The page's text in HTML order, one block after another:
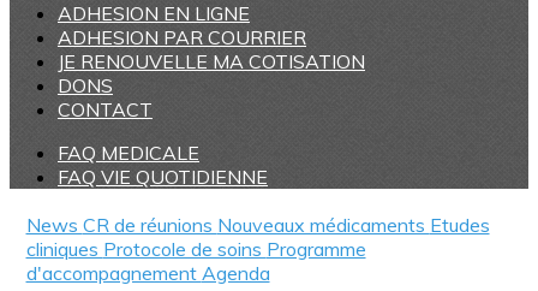
ADHESION EN LIGNE
ADHESION PAR COURRIER
JE RENOUVELLE MA COTISATION
DONS
CONTACT
FAQ MEDICALE
FAQ VIE QUOTIDIENNE
News CR de réunions Nouveaux médicaments Etudes
cliniques Protocole de soins Programme
d'accompagnement Agenda